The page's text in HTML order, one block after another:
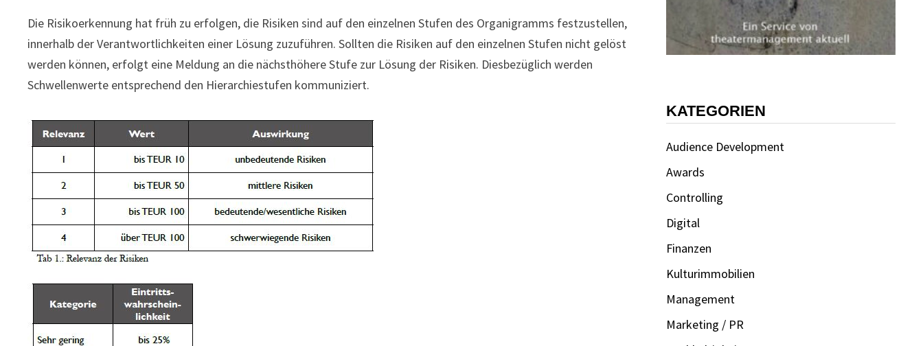
Die Risikoerkennung hat früh zu erfolgen, die Risiken sind auf den einzelnen Stufen des Organigramms festzustellen,
innerhalb der Verantwortlichkeiten einer Lösung zuzuführen. Sollten die Risiken auf den einzelnen Stufen nicht gelöst
werden können, erfolgt eine Meldung an die nächsthöhere Stufe zur Lösung der Risiken. Diesbezüglich werden
Schwellenwerte entsprechend den Hierarchiestufen kommuniziert.
KATEGORIEN
Audience Development
Awards
Controlling
Digital
Finanzen
Kulturimmobilien
Management
Marketing / PR